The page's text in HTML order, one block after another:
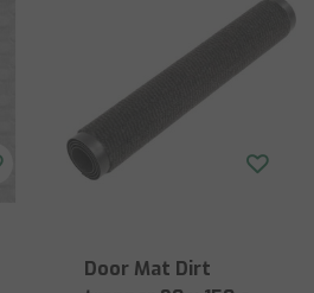
Door Mat Dirt